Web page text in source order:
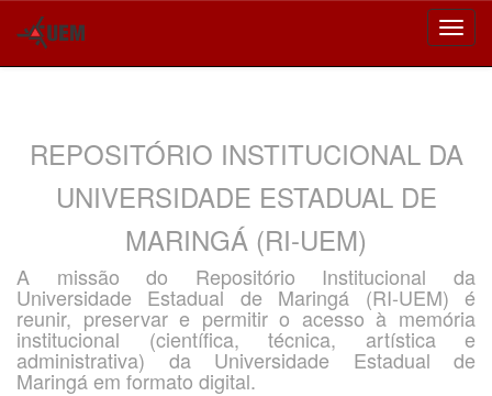
REPOSITÓRIO INSTITUCIONAL DA
UNIVERSIDADE ESTADUAL DE
MARINGÁ (RI-UEM)
A missão do Repositório Institucional da
Universidade Estadual de Maringá (RI-UEM) é
reunir, preservar e permitir o acesso à memória
institucional (científica, técnica, artística e
administrativa) da Universidade Estadual de
Maringá em formato digital.